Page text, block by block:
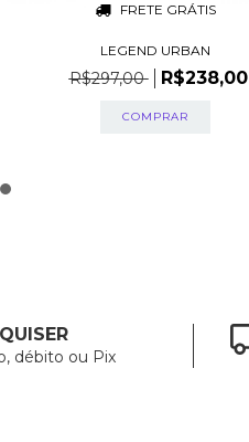
FRETE GRÁTIS
LEGEND URBAN
R$297,00 R$238,00
débito ou Pix